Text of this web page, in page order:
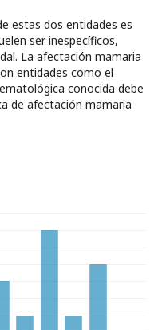
estas dos entidades es
ser inespecíficos,
La afectación mamaria
entidades como el
conocida debe
de afectación mamaria